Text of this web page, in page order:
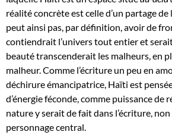
réalité concrète est celle d’un partage de
peut ainsi pas, par définition, avoir de
contiendrait l’univers tout entier et
beauté transcenderait les malheurs, en
malheur. Comme l’écriture un peu en
déchirure émancipatrice, Haïti est
d’énergie féconde, comme puissance de
nature y serait de fait dans l’écriture,
personnage central.